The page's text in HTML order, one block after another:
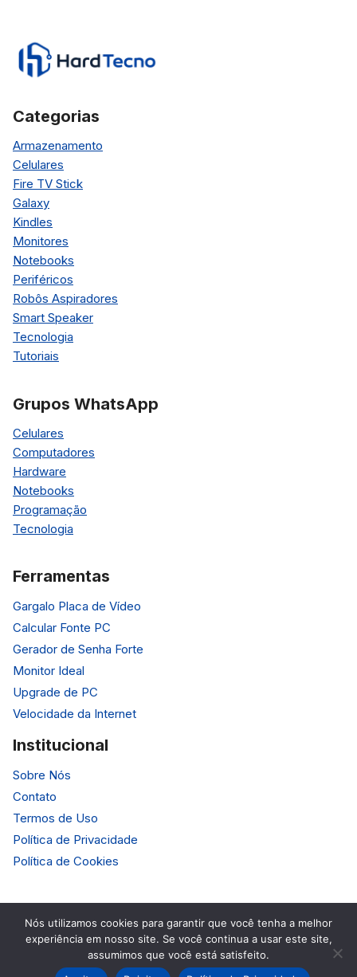
Categorias
Armazenamento
Celulares
Fire TV Stick
Galaxy
Kindles
Monitores
Notebooks
Periféricos
Robôs Aspiradores
Smart Speaker
Tecnologia
Tutoriais
Grupos WhatsApp
Celulares
Computadores
Hardware
Notebooks
Programação
Tecnologia
Ferramentas
Gargalo Placa de Vídeo
Calcular Fonte PC
Gerador de Senha Forte
Monitor Ideal
Upgrade de PC
Velocidade da Internet
Institucional
Sobre Nós
Contato
Termos de Uso
Política de Privacidade
Política de Cookies
© 2026 HardTecno. Todos os Direitos Reservados.
Nós utilizamos cookies para garantir que você tenha a melhor
experiência em nosso site. Se você continua a usar este site,
assumimos que você está satisfeito.